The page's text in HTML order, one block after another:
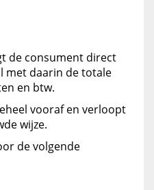
de consument direct
met daarin de totale
en btw.
vooraf en verloopt
wijze.
de volgende